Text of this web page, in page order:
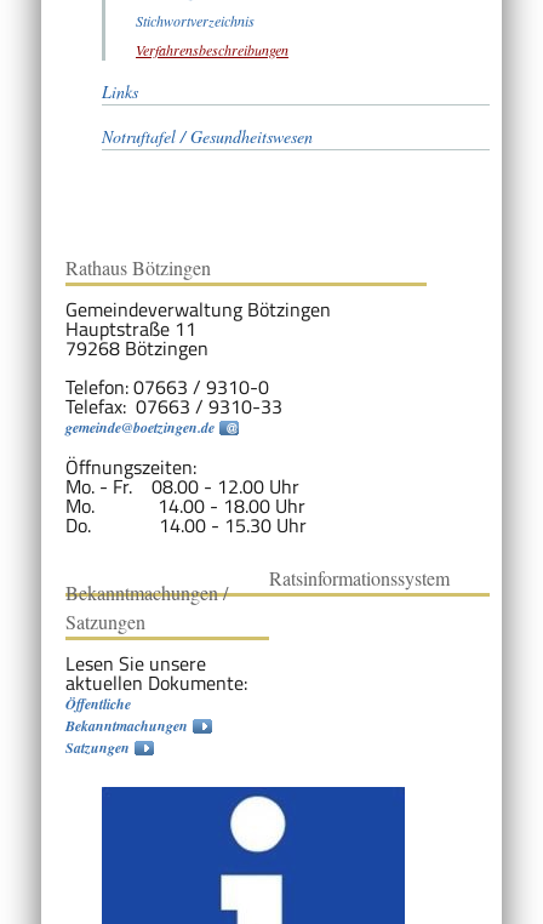
Stichwortverzeichnis
Verfahrensbeschreibungen
Links
Notruftafel / Gesundheitswesen
Rathaus Bötzingen
Gemeindeverwaltung Bötzingen
Hauptstraße 11
79268 Bötzingen
Telefon: 07663 / 9310-0
Telefax: 07663 / 9310-33
gemeinde@boetzingen.de
Öffnungszeiten:
Mo. - Fr. 08.00 - 12.00 Uhr
Mo. 14.00 - 18.00 Uhr
Do. 14.00 - 15.30 Uhr
Bekanntmachungen /
Satzungen
Lesen Sie unsere
aktuellen Dokumente:
Öffentliche
Bekanntmachungen
Satzungen
Ratsinformationssystem